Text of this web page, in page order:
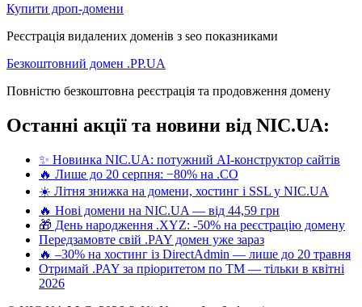
Купити дроп-домени
Реєстрація видалених доменів з seo показниками
Безкоштовний домен .PP.UA
Повністю безкоштовна реєстрація та продовження домену
Останні акції та новини від NIC.UA:
✨ Новинка NIC.UA: потужний AI-конструктор сайтів
🔥 Лише до 20 серпня: −80% на .CO
☀️ Літня знижка на домени, хостинг і SSL у NIC.UA
🔥 Нові домени на NIC.UA — від 44,59 грн
🎁 День народження .XYZ: -50% на реєстрацію домену
Передзамовте свій .PAY домен уже зараз
🔥 –30% на хостинг із DirectAdmin — лише до 20 травня
Отримай .PAY за пріоритетом по ТМ — тільки в квітні
2026